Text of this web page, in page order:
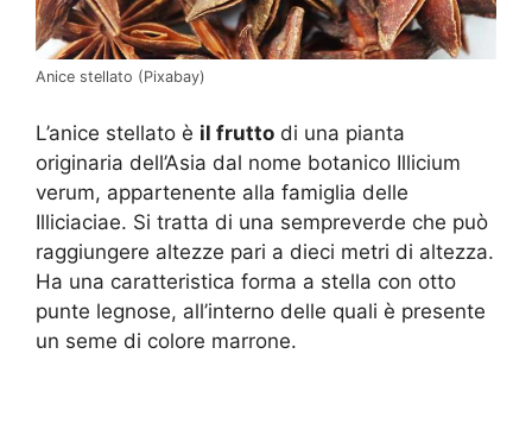
Anice stellato (Pixabay)
L’anice stellato è il frutto di una pianta
originaria dell’Asia dal nome botanico Illicium
verum, appartenente alla famiglia delle
Illiciaciae. Si tratta di una sempreverde che può
raggiungere altezze pari a dieci metri di altezza.
Ha una caratteristica forma a stella con otto
punte legnose, all’interno delle quali è presente
un seme di colore marrone.